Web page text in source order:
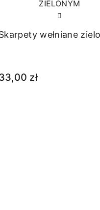
wełniane
zł